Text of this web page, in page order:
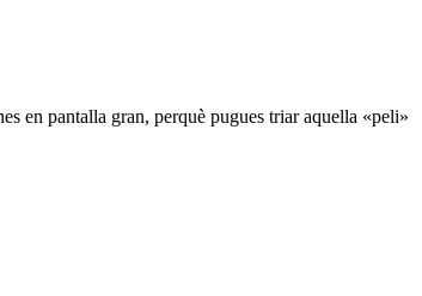
en pantalla gran, perquè pugues triar aquella «peli»